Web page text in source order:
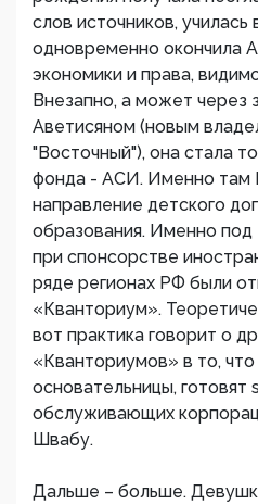
слов источников,
одновременно окончила
экономики и права,
Внезапно, а может через
Аветисяном (новым
"Восточный"), она стала
фонда - АСИ. Именно там
направление детского
образования. Именно
при спонсорстве
ряде регионах РФ были
«Кванториум».
вот практика говорит о
«Кванториумов» в то, что
основательницы, готовят
обслуживающих
Швабу.
Дальше – больше.